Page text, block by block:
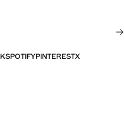
SPOTIFYPINTERESTX